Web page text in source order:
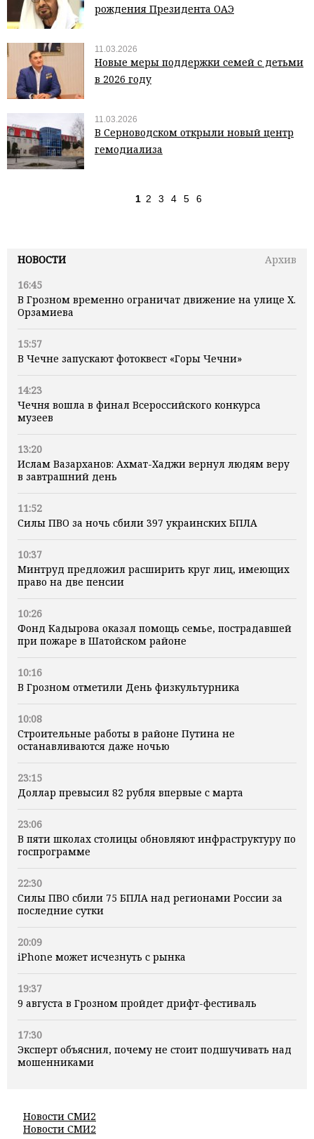
НОВОСТИ
Архив
16:45
В Грозном временно ограничат движение на улице Х.
Орзамиева
15:57
В Чечне запускают фотоквест «Горы Чечни»
14:23
Чечня вошла в финал Всероссийского конкурса
музеев
13:20
Ислам Вазарханов: Ахмат-Хаджи вернул людям веру
в завтрашний день
11:52
Силы ПВО за ночь сбили 397 украинских БПЛА
10:37
Минтруд предложил расширить круг лиц, имеющих
право на две пенсии
10:26
Фонд Кадырова оказал помощь семье, пострадавшей
при пожаре в Шатойском районе
10:16
В Грозном отметили День физкультурника
10:08
Строительные работы в районе Путина не
останавливаются даже ночью
23:15
Доллар превысил 82 рубля впервые с марта
23:06
В пяти школах столицы обновляют инфраструктуру по
госпрограмме
22:30
Силы ПВО сбили 75 БПЛА над регионами России за
последние сутки
20:09
iPhone может исчезнуть с рынка
19:37
9 августа в Грозном пройдет дрифт-фестиваль
17:30
Эксперт объяснил, почему не стоит подшучивать над
мошенниками
Новости СМИ2
Новости СМИ2
рождения Президента ОАЭ
11.03.2026
Новые меры поддержки семей с детьми
в 2026 году
11.03.2026
В Серноводском открыли новый центр
гемодиализа
1 2 3 4 5 6